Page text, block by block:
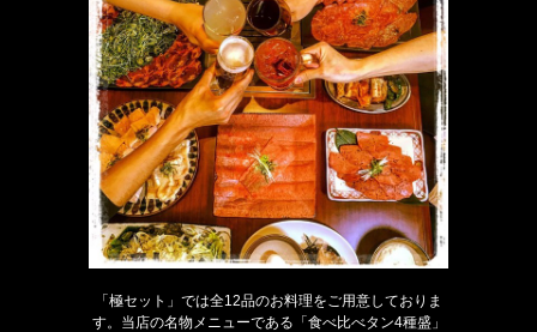
「極セット」では全12品のお料理をご用意しておりま
す。当店の名物メニューである「食べ比べタン4種盛」